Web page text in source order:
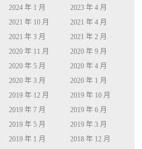
2024 年 1 月
2023 年 4 月
2021 年 10 月
2021 年 4 月
2021 年 3 月
2021 年 2 月
2020 年 11 月
2020 年 9 月
2020 年 5 月
2020 年 4 月
2020 年 3 月
2020 年 1 月
2019 年 12 月
2019 年 10 月
2019 年 7 月
2019 年 6 月
2019 年 5 月
2019 年 3 月
2019 年 1 月
2018 年 12 月